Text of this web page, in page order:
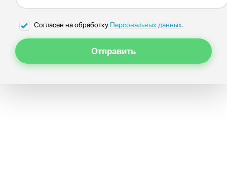
Согласен на обработку Персональных данных.
Отправить